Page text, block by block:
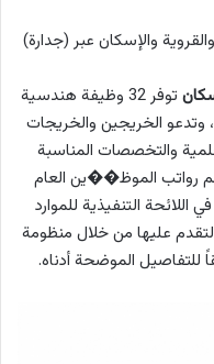
والإسكان عبر (جدارة)
توفر 32 وظيفة هندسية
وتدعو الخريجين والخريجات
والتخصصات المناسبة
رواتب الموظ��ين العام
التنفيذية للموارد
عليها من خلال منظومة
للتفاصيل الموضحة أدناه.